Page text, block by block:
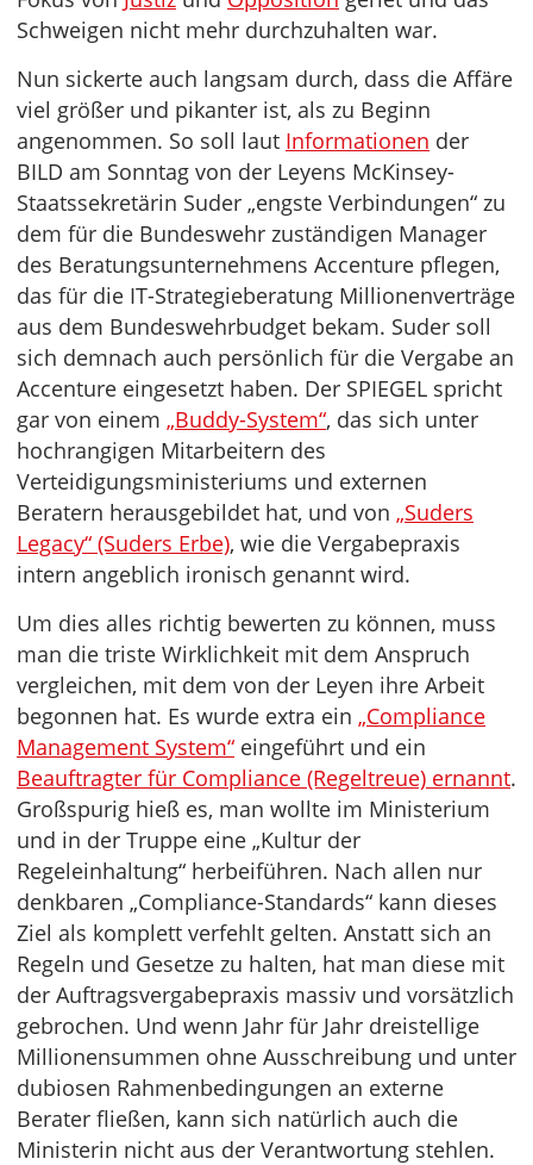
Schweigen nicht mehr durchzuhalten war.
Nun sickerte auch langsam durch, dass die Affäre
viel größer und pikanter ist, als zu Beginn
angenommen. So soll laut Informationen der
BILD am Sonntag von der Leyens McKinsey-
Staatssekretärin Suder „engste Verbindungen“ zu
dem für die Bundeswehr zuständigen Manager
des Beratungsunternehmens Accenture pflegen,
das für die IT-Strategieberatung Millionenverträge
aus dem Bundeswehrbudget bekam. Suder soll
sich demnach auch persönlich für die Vergabe an
Accenture eingesetzt haben. Der SPIEGEL spricht
gar von einem „Buddy-System“, das sich unter
hochrangigen Mitarbeitern des
Verteidigungsministeriums und externen
Beratern herausgebildet hat, und von „Suders
Legacy“ (Suders Erbe), wie die Vergabepraxis
intern angeblich ironisch genannt wird.
Um dies alles richtig bewerten zu können, muss
man die triste Wirklichkeit mit dem Anspruch
vergleichen, mit dem von der Leyen ihre Arbeit
begonnen hat. Es wurde extra ein „Compliance
Management System“ eingeführt und ein
Beauftragter für Compliance (Regeltreue) ernannt.
Großspurig hieß es, man wollte im Ministerium
und in der Truppe eine „Kultur der
Regeleinhaltung“ herbeiführen. Nach allen nur
denkbaren „Compliance-Standards“ kann dieses
Ziel als komplett verfehlt gelten. Anstatt sich an
Regeln und Gesetze zu halten, hat man diese mit
der Auftragsvergabepraxis massiv und vorsätzlich
gebrochen. Und wenn Jahr für Jahr dreistellige
Millionensummen ohne Ausschreibung und unter
dubiosen Rahmenbedingungen an externe
Berater fließen, kann sich natürlich auch die
Ministerin nicht aus der Verantwortung stehlen.